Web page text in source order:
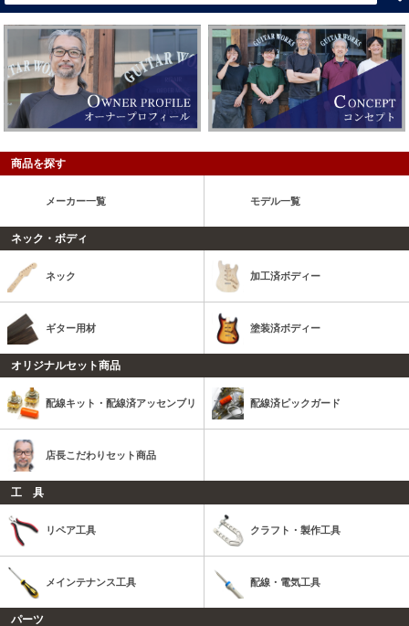
商品を探す
メーカー一覧 モデル一覧
ネック・ボディ
ネック 加工済ボディー
ギター用材 塗装済ボディー
オリジナルセット商品
配線キット・配線済アッセンブリ 配線済ピックガード
店長こだわりセット商品
工 具
リペア工具 クラフト・製作工具
メインテナンス工具 配線・電気工具
パーツ